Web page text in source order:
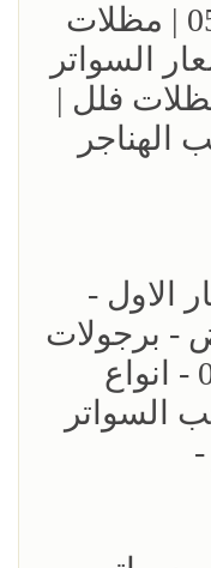
والسواتر | 0535553929 | مظلات
السواتر
فلل |
الاول -
- برجولات
الحدائق - 0553770074 - انواع
السواتر
-